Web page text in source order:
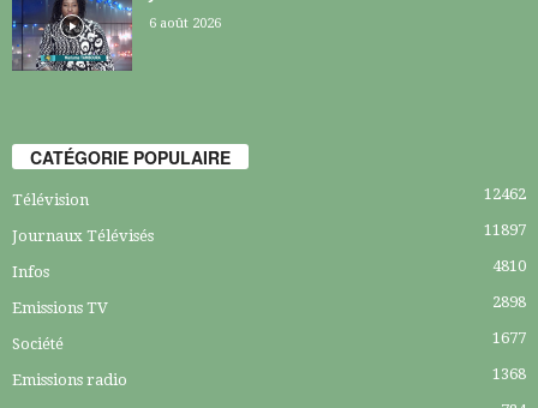
6 août 2026
CATÉGORIE POPULAIRE
Télévision 12462
Journaux Télévisés 11897
Infos 4810
Emissions TV 2898
Société 1677
Emissions radio 1368